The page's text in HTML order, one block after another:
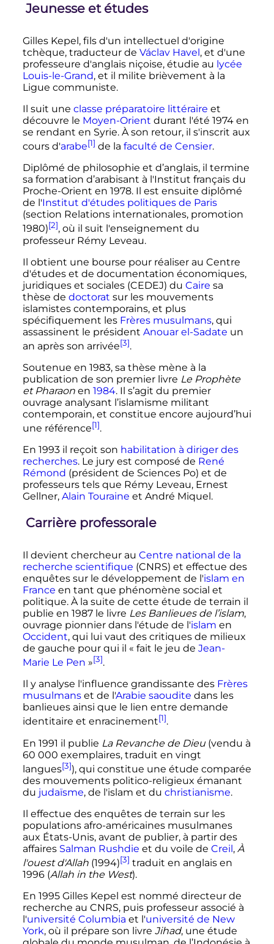
Jeunesse et études
Gilles Kepel, fils d'un intellectuel d'origine
tchèque, traducteur de Václav Havel, et d'une
professeure d'anglais niçoise, étudie au lycée
Louis-le-Grand, et il milite brièvement à la
Ligue communiste.
Il suit une classe préparatoire littéraire et
découvre le Moyen-Orient durant l'été 1974 en
se rendant en Syrie. À son retour, il s'inscrit aux
cours d'arabe[1] de la faculté de Censier.
Diplômé de philosophie et d’anglais, il termine
sa formation d’arabisant à l'Institut français du
Proche-Orient en 1978. Il est ensuite diplômé
de l'Institut d'études politiques de Paris
(section Relations internationales, promotion
1980)[2], où il suit l'enseignement du
professeur Rémy Leveau.
Il obtient une bourse pour réaliser au Centre
d'études et de documentation économiques,
juridiques et sociales (CEDEJ) du Caire sa
thèse de doctorat sur les mouvements
islamistes contemporains, et plus
spécifiquement les Frères musulmans, qui
assassinent le président Anouar el-Sadate un
an après son arrivée[3].
Soutenue en 1983, sa thèse mène à la
publication de son premier livre Le Prophète
et Pharaonen 1984. Il s’agit du premier
ouvrage analysant l’islamisme militant
contemporain, et constitue encore aujourd’hui
une référence[1].
En 1993 il reçoit son habilitation à diriger des
recherches. Le jury est composé de René
Rémond (président de Sciences Po) et de
professeurs tels que Rémy Leveau, Ernest
Gellner, Alain Touraine et André Miquel.
Carrière professorale
Il devient chercheur au Centre national de la
recherche scientifique (CNRS) et effectue des
enquêtes sur le développement de l'islam en
France en tant que phénomène social et
politique. À la suite de cette étude de terrain il
publie en 1987 le livre Les Banlieues de l’islam,
ouvrage pionnier dans l'étude de l'islam en
Occident, qui lui vaut des critiques de milieux
de gauche pour qui il « fait le jeu de Jean-
Marie Le Pen »[3].
Il y analyse l'influence grandissante des Frères
musulmanset de l'Arabie saoudite dans les
banlieues ainsi que le lien entre demande
identitaire et enracinement[1].
En 1991 il publie La Revanche de Dieu(vendu à
60 000 exemplaires, traduit en vingt
langues[3]), qui constitue une étude comparée
des mouvements politico-religieux émanant
du judaïsme, de l'islam et du christianisme.
Il effectue des enquêtes de terrain sur les
populations afro-américaines musulmanes
aux États-Unis, avant de publier, à partir des
affaires Salman Rushdie et du voile de Creil, À
l'ouest d'Allah(1994)[3] traduit en anglais en
1996 (Allah in the West).
En 1995 Gilles Kepel est nommé directeur de
recherche au CNRS, puis professeur associé à
l'université Columbia et l'université de New
York, où il prépare son livre Jihad, une étude